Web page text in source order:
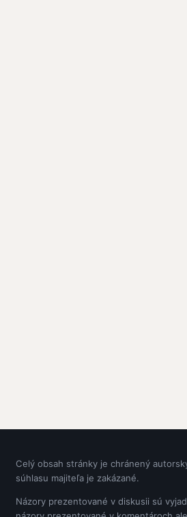
Celý obsah stránky je chránený
súhlasu majiteľa je zakázané.
Názory prezentované v diskusii sú